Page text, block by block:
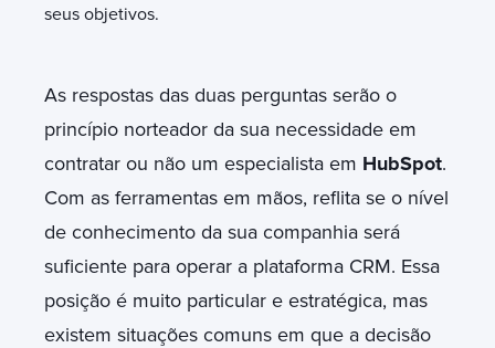
seus objetivos.
As respostas das duas perguntas serão o
princípio norteador da sua necessidade em
contratar ou não um especialista em HubSpot.
Com as ferramentas em mãos, reflita se o nível
de conhecimento da sua companhia será
suficiente para operar a plataforma CRM. Essa
posição é muito particular e estratégica, mas
existem situações comuns em que a decisão